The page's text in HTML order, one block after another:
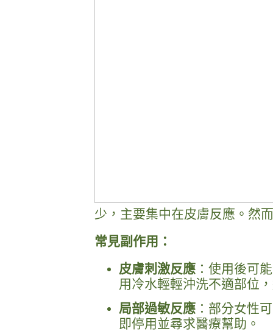
少，主要集中在皮膚反應。然
常見副作用：
皮膚刺激反應 ：使用後可
用冷水輕輕沖洗不適部位
局部過敏反應 ：部分女性
即停用並尋求醫療幫助。